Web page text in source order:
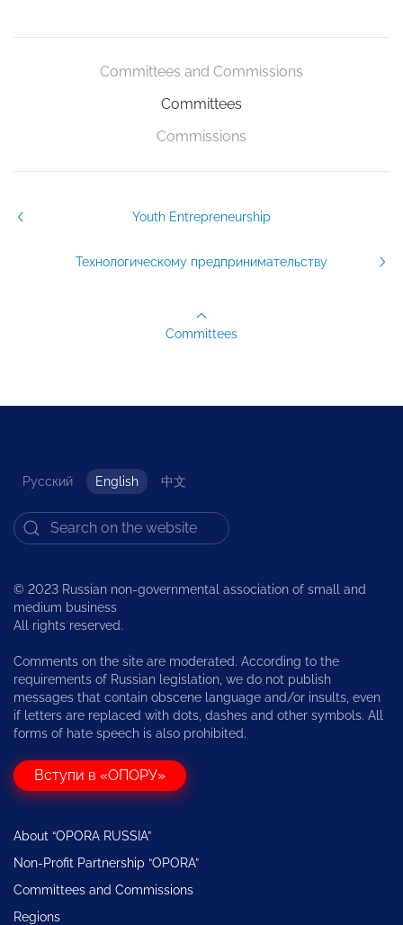
Committees and Commissions
Committees
Commissions
Youth Entrepreneurship
Технологическому предпринимательству
Committees
Русский English 中文
© 2023 Russian non-governmental association of small and
medium business
All rights reserved.
Comments on the site are moderated. According to the
requirements of Russian legislation, we do not publish
messages that contain obscene language and/or insults, even
if letters are replaced with dots, dashes and other symbols. All
forms of hate speech is also prohibited.
Вступи в «ОПОРУ»
About “OPORA RUSSIA”
Non-Profit Partnership “OPORA”
Committees and Commissions
Regions